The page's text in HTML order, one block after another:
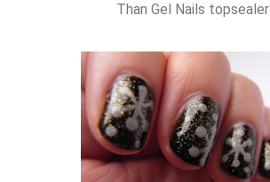
Than Gel Nails topsealer